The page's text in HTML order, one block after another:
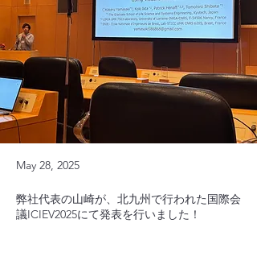
May 28, 2025
弊社代表の山崎が、北九州で行われた国際会
議ICIEV2025にて発表を行いました！